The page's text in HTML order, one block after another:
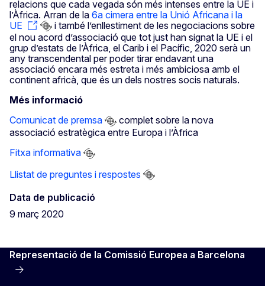
relacions que cada vegada són més intenses entre la UE i
l’Àfrica. Arran de la 6a cimera entre la Unió Africana i la
UE
i també l’enllestiment de les negociacions sobre
el nou acord d’associació que tot just han signat la UE i el
grup d’estats de l’Àfrica, el Carib i el Pacífic, 2020 serà un
any transcendental per poder tirar endavant una
associació encara més estreta i més ambiciosa amb el
continent africà, que és un dels nostres socis naturals.
Més informació
Comunicat de premsa
complet sobre la nova
associació estratègica entre Europa i l’Àfrica
Fitxa informativa
Llistat de preguntes i respostes
Data de publicació
9 març 2020
Representació de la Comissió Europea a Barcelona